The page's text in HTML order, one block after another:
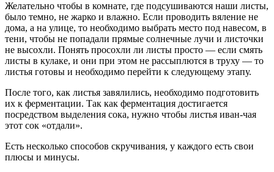
Желательно чтобы в комнате, где подсушиваются наши листы,
было темно, не жарко и влажно. Если проводить вяление не
дома, а на улице, то необходимо выбрать место под навесом, в
тени, чтобы не попадали прямые солнечные лучи и листочки
не высохли. Понять просохли ли листы просто — если смять
листы в кулаке, и они при этом не рассыплются в труху — то
листья готовы и необходимо перейти к следующему этапу.
После того, как листья завялились, необходимо подготовить
их к ферментации. Так как ферментация достигается
посредством выделения сока, нужно чтобы листья иван-чая
этот сок «отдали».
Есть несколько способов скручивания, у каждого есть свои
плюсы и минусы.